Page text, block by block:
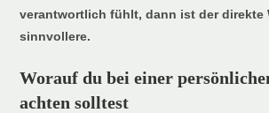
verantwortlich fühlt, dann ist der direkte
sinnvollere.
Worauf du bei einer
achten solltest